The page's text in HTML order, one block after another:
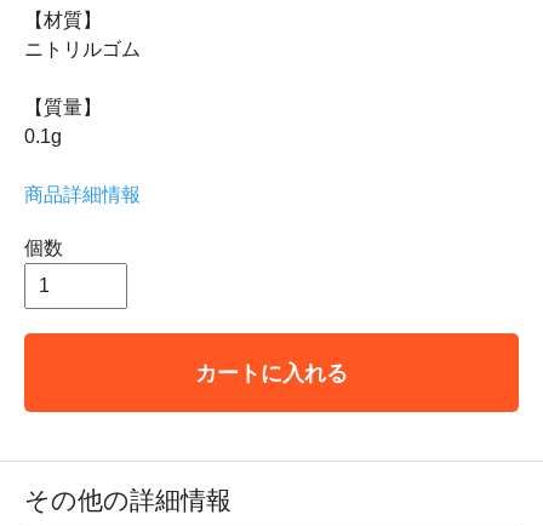
【材質】
ニトリルゴム
【質量】
0.1g
商品詳細情報
個数
カートに入れる
その他の詳細情報